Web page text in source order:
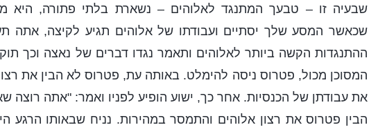
שבעיה זו – טבעך המתנגד לאלוהים – נשארת בלתי פתורה, היא
שכאשר המסע שלך יסתיים ועבודתו של אלוהים תגיע לקיצה,
ההתנגדות הקשה ביותר לאלוהים ותאמר נגדו דברים של נאצה וכך
המסוכן מכול, פטרוס ניסה להימלט. באותה עת, פטרוס לא הבין את
את עבודתן של הכנסיות. אחר כך, ישוע הופיע לפניו ואמר: "אתה רוצה
הבין פטרוס את רצון אלוהים והתמסר במהירות. נניח שבאותו הרגע